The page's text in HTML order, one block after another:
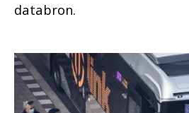
databron.